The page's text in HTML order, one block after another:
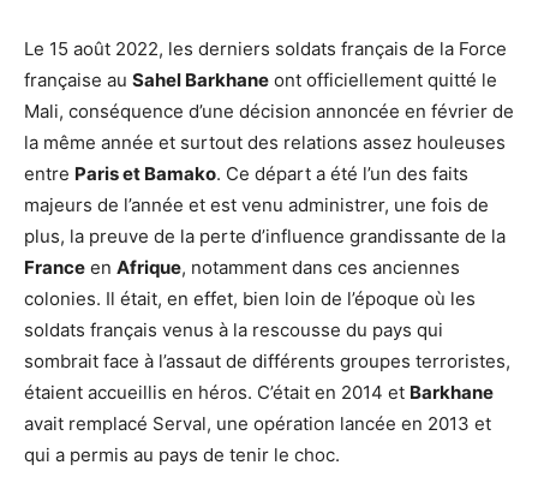
Le 15 août 2022, les derniers soldats français de la Force
française au Sahel Barkhane ont officiellement quitté le
Mali, conséquence d’une décision annoncée en février de
la même année et surtout des relations assez houleuses
entre Paris et Bamako. Ce départ a été l’un des faits
majeurs de l’année et est venu administrer, une fois de
plus, la preuve de la perte d’influence grandissante de la
France en Afrique, notamment dans ces anciennes
colonies. Il était, en effet, bien loin de l’époque où les
soldats français venus à la rescousse du pays qui
sombrait face à l’assaut de différents groupes terroristes,
étaient accueillis en héros. C’était en 2014 et Barkhane
avait remplacé Serval, une opération lancée en 2013 et
qui a permis au pays de tenir le choc.